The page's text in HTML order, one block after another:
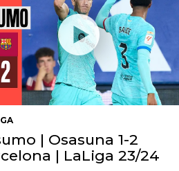
| Osasuna 1-2
| LaLiga 23/24